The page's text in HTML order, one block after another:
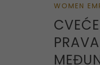
WOMEN